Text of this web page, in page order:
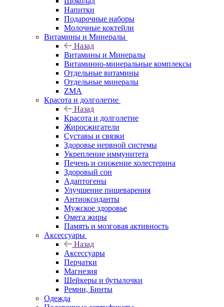
Напитки
Подарочные наборы
Молочные коктейли
Витамины и Минералы
Назад
Витамины и Минералы
Витаминно-минеральные комплексы
Отдельные витамины
Отдельные минералы
ZMA
Красота и долголетие
Назад
Красота и долголетие
Жиросжигатели
Суставы и связки
Здоровье нервной системы
Укрепление иммунитета
Печень и снижение холестерина
Здоровый сон
Адаптогены
Улучшение пищеварения
Антиоксиданты
Мужское здоровье
Омега жиры
Память и мозговая активность
Аксессуары
Назад
Аксессуары
Перчатки
Магнезия
Шейкеры и бутылочки
Ремни, Бинты
Одежда